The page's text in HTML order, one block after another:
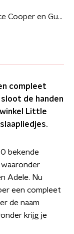
Zo klinken nummers van Alice Cooper en Guns N' Roses als slaapliedjes
compleet
de handen
Little
bekende
Adele. Nu
een compleet
de naam
krijg je